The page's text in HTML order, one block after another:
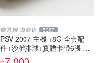
遊戲機 專賣店 5387
PSV 2007 主機 +8G 全套配
件+沙灘排球+實體卡帶6張 保
修一年 品質有保障